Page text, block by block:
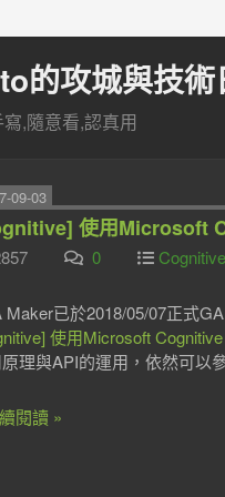
的攻城與技術
,隨意看,認真用
09-03
使用Microsoft
0 Cognitive
Maker已於2018/05/07正式
使用Microsoft
理與API的運用，依然可以
閱讀 »